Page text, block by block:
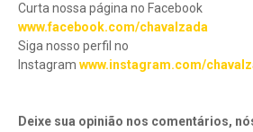
Curta nossa página no Facebook
www.facebook.com/chavalzada
Siga nosso perfil no
Instagram www.instagram.com/
Deixe sua opinião nos comentários,